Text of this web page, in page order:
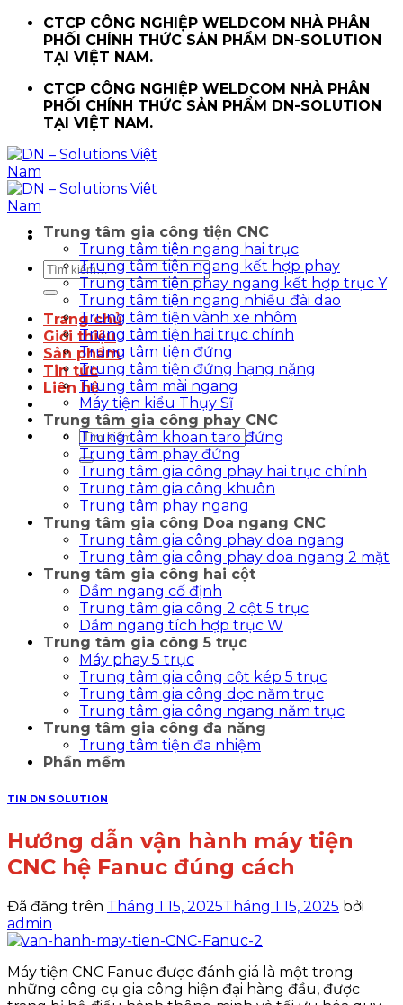
ChuyểnCTCP CÔNG NGHIỆP WELDCOM NHÀ PHÂN
PHỐI CHÍNH THỨC SẢN PHẨM DN-SOLUTION
TẠI VIỆT NAM.
CTCP CÔNG NGHIỆP WELDCOM NHÀ PHÂN
PHỐI CHÍNH THỨC SẢN PHẨM DN-SOLUTION
TẠI VIỆT NAM.
Tìm
kiếm:
Trang chủ
Giới thiệu
Sản phẩm
Tin tức
Liên hệ
Tìm
kiếm:
Trung tâm gia công tiện CNC
Trung tâm tiện ngang hai trục
Trung tâm tiện ngang kết hợp phay
Trung tâm tiện phay ngang kết hợp trục Y
Trung tâm tiện ngang nhiều đài dao
Trung tâm tiện vành xe nhôm
Trung tâm tiện hai trục chính
Trung tâm tiện đứng
Trung tâm tiện đứng hạng nặng
Trung tâm mài ngang
Máy tiện kiểu Thụy Sĩ
Trung tâm gia công phay CNC
Trung tâm khoan taro đứng
Trung tâm phay đứng
Trung tâm gia công phay hai trục chính
Trung tâm gia công khuôn
Trung tâm phay ngang
Trung tâm gia công Doa ngang CNC
Trung tâm gia công phay doa ngang
Trung tâm gia công phay doa ngang 2 mặt
Trung tâm gia công hai cột
Dầm ngang cố định
Trung tâm gia công 2 cột 5 trục
Dầm ngang tích hợp trục W
Trung tâm gia công 5 trục
Máy phay 5 trục
Trung tâm gia công cột kép 5 trục
Trung tâm gia công dọc năm trục
Trung tâm gia công ngang năm trục
Trung tâm gia công đa năng
Trung tâm tiện đa nhiệm
Phần mềm
TIN DN SOLUTION
Hướng dẫn vận hành máy tiện
CNC hệ Fanuc đúng cách
Đã đăng trên Tháng 1 15, 2025Tháng 1 15, 2025 bởi
admin
Máy tiện CNC Fanuc được đánh giá là một trong
những công cụ gia công hiện đại hàng đầu, được